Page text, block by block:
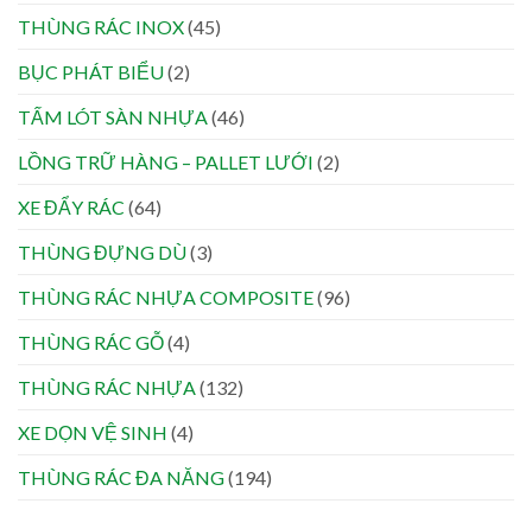
THÙNG RÁC INOX(45)
BỤC PHÁT BIỂU(2)
TẤM LÓT SÀN NHỰA(46)
LỒNG TRỮ HÀNG – PALLET LƯỚI (2)
XE ĐẨY RÁC (64)
THÙNG ĐỰNG DÙ(3)
THÙNG RÁC NHỰA COMPOSITE(96)
THÙNG RÁC GỖ(4)
THÙNG RÁC NHỰA(132)
XE DỌN VỆ SINH (4)
THÙNG RÁC ĐA NĂNG(194)